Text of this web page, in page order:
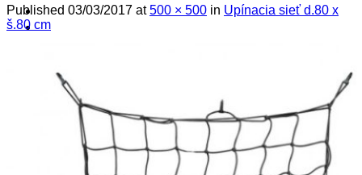
Špičkový UEBLER
Autoriz. servis THULE/UEBLER
Hľadať:
Published 03/03/2017 at500 × 500 in Upínacia sieť d.80 x
š.80 cm